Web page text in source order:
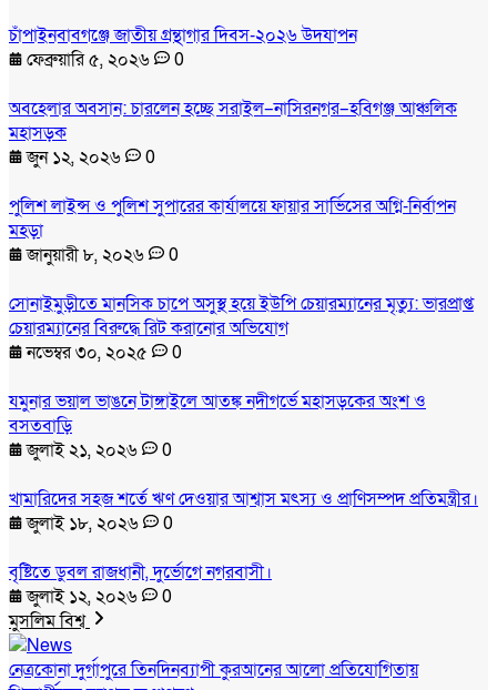
চাঁপাইনবাবগঞ্জে জাতীয় গ্রন্থাগার দিবস-২০২৬ উদযাপন
ফেব্রুয়ারি ৫, ২০২৬
0
অবহেলার অবসান: চারলেন হচ্ছে সরাইল–নাসিরনগর–হবিগঞ্জ আঞ্চলিক
মহাসড়ক
জুন ১২, ২০২৬
0
পুলিশ লাইন্স ও পুলিশ সুপারের কার্যালয়ে ফায়ার সার্ভিসের অগ্নি-নির্বাপন
মহড়া
জানুয়ারী ৮, ২০২৬
0
সোনাইমুড়ীতে মানসিক চাপে অসুস্থ হয়ে ইউপি চেয়ারম্যানের মৃত্যু: ভারপ্রাপ্ত
চেয়ারম্যানের বিরুদ্ধে রিট করানোর অভিযোগ
নভেম্বর ৩০, ২০২৫
0
যমুনার ভয়াল ভাঙনে টাঙ্গাইলে আতঙ্ক নদীগর্ভে মহাসড়কের অংশ ও
বসতবাড়ি
জুলাই ২১, ২০২৬
0
খামারিদের সহজ শর্তে ঋণ দেওয়ার আশ্বাস মৎস্য ও প্রাণিসম্পদ প্রতিমন্ত্রীর।
জুলাই ১৮, ২০২৬
0
বৃষ্টিতে ডুবল রাজধানী, দুর্ভোগে নগরবাসী।
জুলাই ১২, ২০২৬
0
মুসলিম বিশ্ব
নেত্রকোনা দুর্গাপুরে তিনদিনব্যাপী কুরআনের আলো প্রতিযোগিতায়